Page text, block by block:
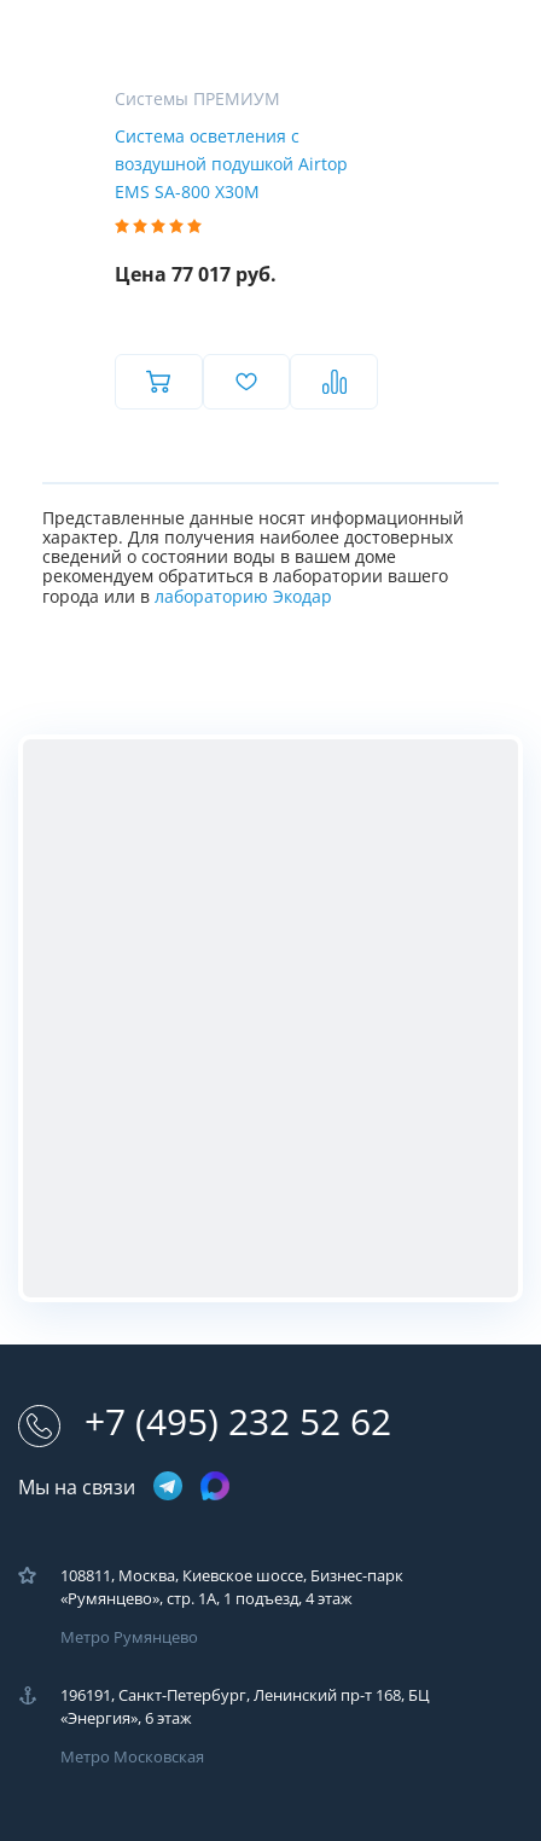
Системы ПРЕМИУМ
Система осветления с
воздушной подушкой Airtop
EMS SA-800 X30M
Цена 77 017 руб.
Представленные данные носят информационный
характер. Для получения наиболее достоверных
сведений о состоянии воды в вашем доме
рекомендуем обратиться в лаборатории вашего
города или в лабораторию Экодар
+7 (495) 232 52 62
Мы на связи
108811, Москва, Киевское шоссе, Бизнес-парк
«Румянцево», стр. 1А, 1 подъезд, 4 этаж
Метро Румянцево
196191, Санкт-Петербург, Ленинский пр-т 168, БЦ
«Энергия», 6 этаж
Метро Московская